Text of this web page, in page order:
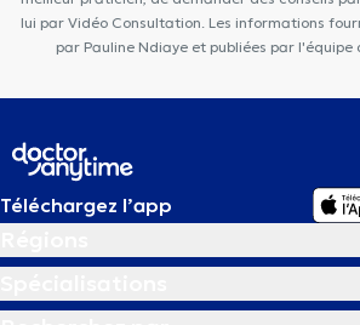
lui par Vidéo Consultation. Les informations
par Pauline Ndiaye et publiées par
Téléchargez l’app